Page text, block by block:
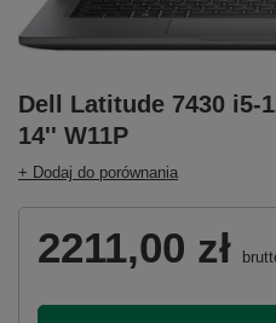
Dell Latitude 7430 i5-
14'' W11P
+ Dodaj do porównania
2211,00 zł